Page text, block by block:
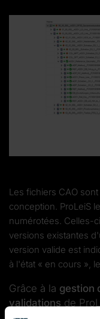
Les fichiers CAO
conception. ProLeiS
numérotées. Celles-
versions existantes
version valide est
à l'état « en cours »,
Grâce à la gestion
validations de